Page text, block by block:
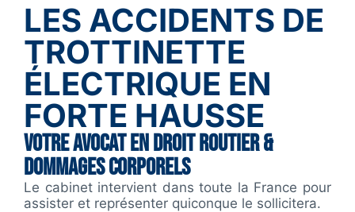
LES ACCIDENTS DE
TROTTINETTE
ÉLECTRIQUE EN
FORTE HAUSSE
VOTRE AVOCAT EN DROIT ROUTIER &
DOMMAGES CORPORELS
Le cabinet intervient dans toute la France pour
assister et représenter quiconque le sollicitera.